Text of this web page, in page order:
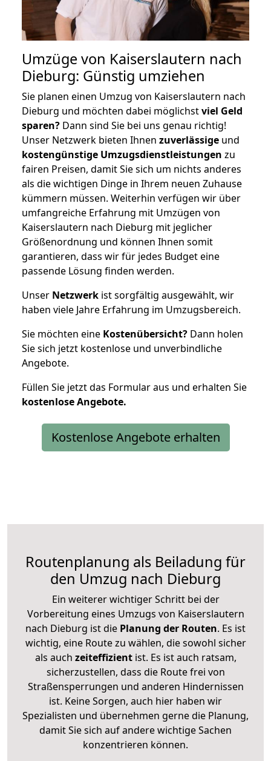
Umzüge von Kaiserslautern nach
Dieburg: Günstig umziehen
Sie planen einen Umzug von Kaiserslautern nach
Dieburg und möchten dabei möglichstviel Geld
sparen? Dann sind Sie bei uns genau richtig!
Unser Netzwerk bieten Ihnen zuverlässige und
kostengünstige Umzugsdienstleistungen zu
fairen Preisen, damit Sie sich um nichts anderes
als die wichtigen Dinge in Ihrem neuen Zuhause
kümmern müssen. Weiterhin verfügen wir über
umfangreiche Erfahrung mit Umzügen von
Kaiserslautern nach Dieburg mit jeglicher
Größenordnung und können Ihnen somit
garantieren, dass wir für jedes Budget eine
passende Lösung finden werden.
Unser Netzwerk ist sorgfältig ausgewählt, wir
haben viele Jahre Erfahrung im Umzugsbereich.
Sie möchten eine Kostenübersicht? Dann holen
Sie sich jetzt kostenlose und unverbindliche
Angebote.
Füllen Sie jetzt das Formular aus und erhalten Sie
kostenloseAngebote.
Kostenlose Angebote erhalten
Routenplanung als Beiladung für
den Umzug nach Dieburg
Ein weiterer wichtiger Schritt bei der
Vorbereitung eines Umzugs von Kaiserslautern
nach Dieburg ist die Planung der Routen. Es ist
wichtig, eine Route zu wählen, die sowohl sicher
als auch zeiteffizientist. Es ist auch ratsam,
sicherzustellen, dass die Route frei von
Straßensperrungen und anderen Hindernissen
ist. Keine Sorgen, auch hier haben wir
Spezialisten und übernehmen gerne die Planung,
damit Sie sich auf andere wichtige Sachen
konzentrieren können.